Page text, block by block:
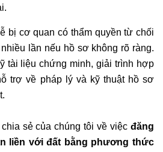
bị cơ quan có thẩm quyền từ chối
lần nếu hồ sơ không rõ ràng.
tài liệu chứng minh, giải trình hợp
trợ về pháp lý và kỹ thuật hồ sơ
sẻ của chúng tôi về việc đăng
liền với đất bằng phương thức